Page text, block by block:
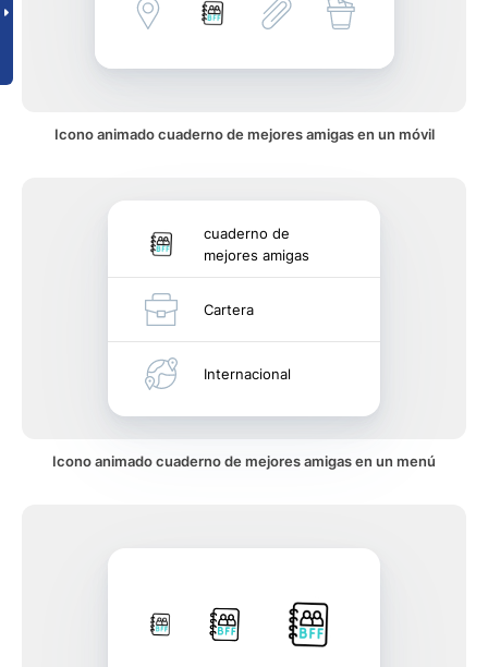
Icono animado cuaderno de mejores amigas en un móvil
cuaderno de
mejores amigas
Cartera
Internacional
Icono animado cuaderno de mejores amigas en un menú